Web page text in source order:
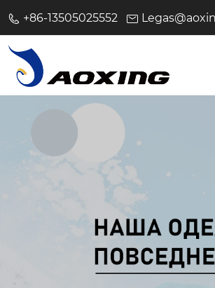
+86-13505025552